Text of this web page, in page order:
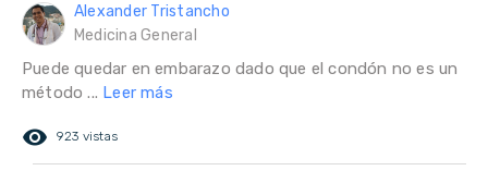
Alexander Tristancho
Medicina General
Puede quedar en embarazo dado que el condón no es un
método ... Leer más
remove_red_eye 923 vistas